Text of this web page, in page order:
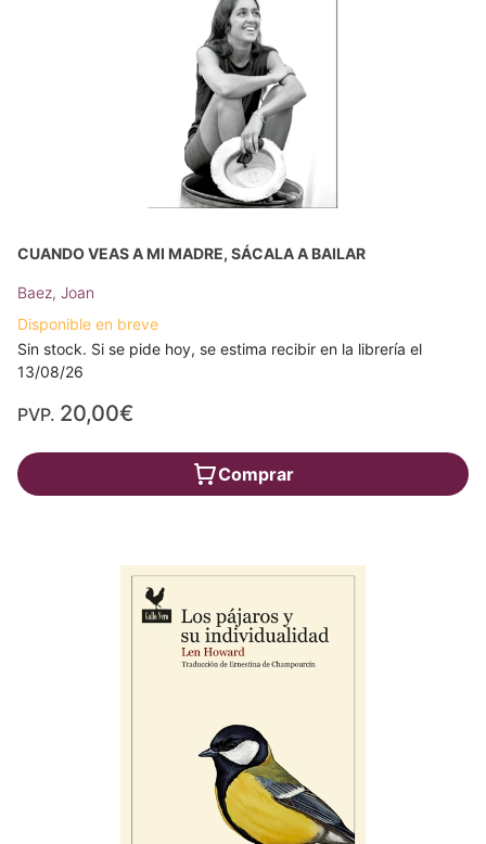
CUANDO VEAS A MI MADRE, SÁCALA A BAILAR
Baez, Joan
Disponible en breve
Sin stock. Si se pide hoy, se estima recibir en la librería el
13/08/26
PVP. 20,00€
Comprar